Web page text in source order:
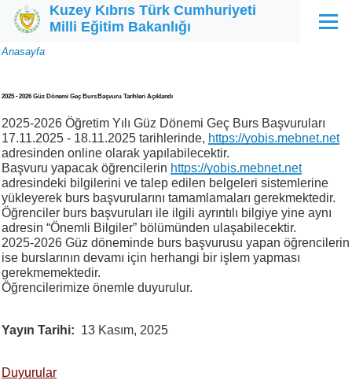
Ana içeriğe atla
Kuzey Kıbrıs Türk Cumhuriyeti
Milli Eğitim Bakanlığı
Menü
Sayfa
Anasayfa
2025 - 2026 Güz Dönemi Geç Burs Başvuru Tarihleri Açıklandı
2025-2026 Öğretim Yılı Güz Dönemi Geç Burs Başvuruları
17.11.2025 - 18.11.2025 tarihlerinde, https://yobis.mebnet.net
adresinden online olarak yapılabilecektir.
Başvuru yapacak öğrencilerin https://yobis.mebnet.net
adresindeki bilgilerini ve talep edilen belgeleri sistemlerine
yükleyerek burs başvurularını tamamlamaları gerekmektedir.
Öğrenciler burs başvuruları ile ilgili ayrıntılı bilgiye yine aynı
adresin “Önemli Bilgiler” bölümünden ulaşabilecektir.
2025-2026 Güz döneminde burs başvurusu yapan öğrencilerin
ise burslarının devamı için herhangi bir işlem yapması
gerekmemektedir.
Öğrencilerimize önemle duyurulur.
Yayın Tarihi 13 Kasım, 2025
Duyurular